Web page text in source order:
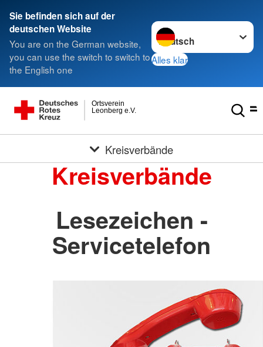
Sie befinden sich auf der
deutschen Website
You are on the German website,
you can use the switch to switch to
the English one
Sprache wechseln zu
Alles klar
Leonberg e.V.
Ortsverein
Kreisverbände
Kreisverbände
Lesezeichen -
Servicetelefon